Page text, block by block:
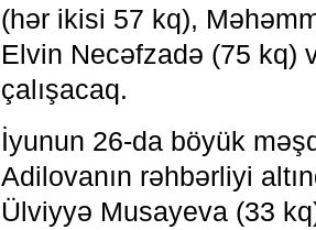
(hər ikisi 57 kq),
Elvin Necəfzadə (75 kq)
çalışacaq.
İyunun 26-da böyük
Adilovanın rəhbərliyi
Ülviyyə Musayeva (33